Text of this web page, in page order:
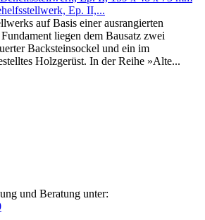
Ep. II,...
auf Basis einer ausrangierten
liegen dem Bausatz zwei
Backsteinsockel und ein im
Holzgerüst. In der Reihe »Alte...
und Beratung unter: